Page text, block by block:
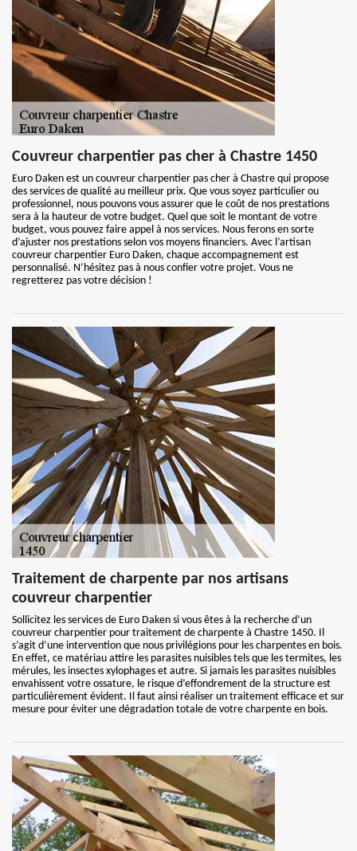
Couvreur charpentier pas cher à Chastre 1450
Euro Daken est un couvreur charpentier pas cher à Chastre qui propose
des services de qualité au meilleur prix. Que vous soyez particulier ou
professionnel, nous pouvons vous assurer que le coût de nos prestations
sera à la hauteur de votre budget. Quel que soit le montant de votre
budget, vous pouvez faire appel à nos services. Nous ferons en sorte
d’ajuster nos prestations selon vos moyens financiers. Avec l’artisan
couvreur charpentier Euro Daken, chaque accompagnement est
personnalisé. N’hésitez pas à nous confier votre projet. Vous ne
regretterez pas votre décision !
Traitement de charpente par nos artisans
couvreur charpentier
Sollicitez les services de Euro Daken si vous êtes à la recherche d’un
couvreur charpentier pour traitement de charpente à Chastre 1450. Il
s’agit d’une intervention que nous privilégions pour les charpentes en bois.
En effet, ce matériau attire les parasites nuisibles tels que les termites, les
mérules, les insectes xylophages et autre. Si jamais les parasites nuisibles
envahissent votre ossature, le risque d’effondrement de la structure est
particulièrement évident. Il faut ainsi réaliser un traitement efficace et sur
mesure pour éviter une dégradation totale de votre charpente en bois.